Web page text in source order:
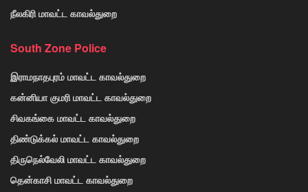
நீலகிரி மாவட்ட காவல்துறை
South Zone Police
இராமநாதபுரம் மாவட்ட காவல்துறை
கன்னியா குமரி மாவட்ட காவல்துறை
சிவகங்கை மாவட்ட காவல்துறை
திண்டுக்கல் மாவட்ட காவல்துறை
திருநெல்வேலி மாவட்ட காவல்துறை
தென்காசி மாவட்ட காவல்துறை